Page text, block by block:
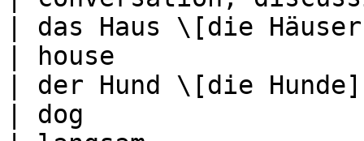
| das Haus \[die
| house
| der Hund \[die Hunde]
| dog